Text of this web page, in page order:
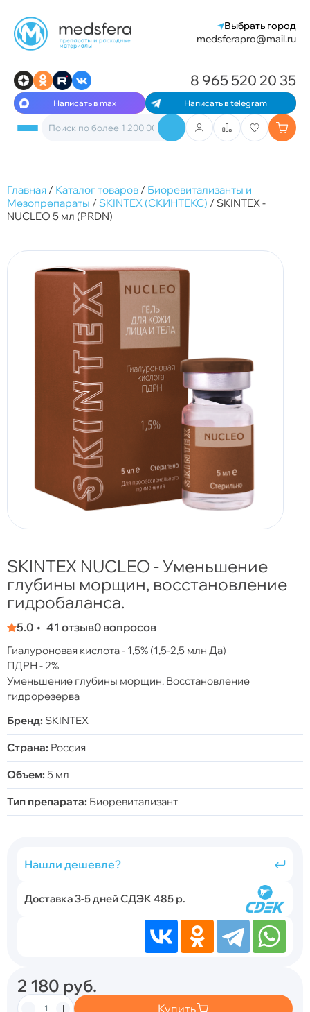
Выбрать город
medsferapro@mail.ru
Написать в max Написать в telegram
8 965 520 20 35
Главная / Каталог товаров / Биоревитализанты и
Мезопрепараты /SKINTEX (СКИНТЕКС) /SKINTEX -
NUCLEO 5 мл (PRDN)
SKINTEX NUCLEO - Уменьшение
глубины морщин, восстановление
гидробаланса.
5.0 41 отзыв0 вопросов
Гиалуроновая кислота - 1,5% (1,5-2,5 млн Да)
ПДРН - 2%
Уменьшение глубины морщин. Восстановление
гидрорезерва
Бренд: SKINTEX
Страна: Россия
Объем: 5 мл
Тип препарата: Биоревитализант
Нашли дешевле?
Доставка 3-5 дней СДЭК 485 р.
2 180 руб.
Купить